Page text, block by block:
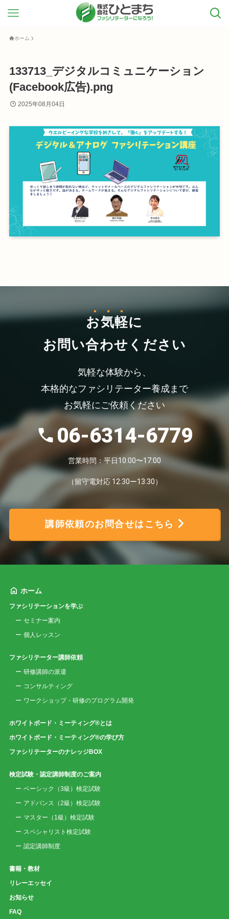
ホーム
133713_デジタルコミュニケーション
(Facebook広告).png
2025年08月04日
お気軽に
お問い合わせください
気軽な体験から、
本格的なファシリテーター養成まで
お気軽にご依頼ください
06-6314-6779
営業時間：平日10:00〜17:00
（留守電対応 12:30ー13:30）
講師依頼のお問合せはこちら
ホーム
ファシリテーションを学ぶ
セミナー案内
個人レッスン
ファシリテーター講師依頼
研修講師の派遣
コンサルティング
ワークショップ・研修のプログラム開発
ホワイトボード・ミーティング®とは
ホワイトボード・ミーティング®の学び方
ファシリテーターのナレッジBOX
検定試験・認定講師制度のご案内
ベーシック（3級）検定試験
アドバンス（2級）検定試験
マスター（1級）検定試験
スペシャリスト検定試験
認定講師制度
書籍・教材
リレーエッセイ
お知らせ
FAQ